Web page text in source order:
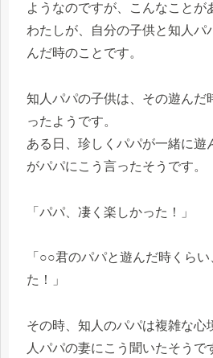
ようなのですが、こんなことが
わたしが、自分の子供と知人パ
んだ時のことです。
知人パパの子供は、その遊んだ
ったようです。
ある日、珍しくパパが一緒に遊
がパパにこう言ったそうです。
「パパ、凄く楽しかった！」
「○○君のパパと遊んだ時くら
た！」
その時、知人のパパは複雑な心
人パパの妻にこう聞いたそうで